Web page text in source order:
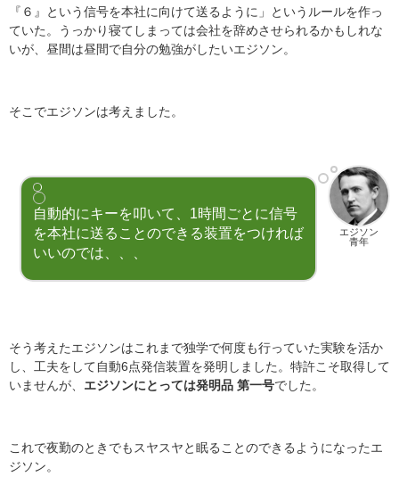
『６』という信号を本社に向けて送るように」というルールを作っ
ていた。うっかり寝てしまっては会社を辞めさせられるかもしれな
いが、昼間は昼間で自分の勉強がしたいエジソン。
そこでエジソンは考えました。
エジソン
青年
自動的にキーを叩いて、1時間ごとに信号
を本社に送ることのできる装置をつければ
いいのでは、、、
そう考えたエジソンはこれまで独学で何度も行っていた実験を活か
し、工夫をして自動6点発信装置を発明しました。特許こそ取得して
いませんが、
エジソンにとっては発明品 第一号でした。
これで夜勤のときでもスヤスヤと眠ることのできるようになったエ
ジソン。